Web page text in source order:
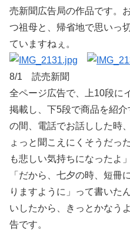
売新聞広告局の作品です。
つ祖母と、帰省地で思いっ
ていますねぇ。
8/1 読売新聞
全ページ広告で、上10段に
掲載し、下5段で商品を紹
の間、電話でお話しした時
ょっと聞こえにくそうだっ
も悲しい気持ちになったよ
「だから、七夕の時、短冊
りますように」って書いた
いしたから、きっとかなう
告です。